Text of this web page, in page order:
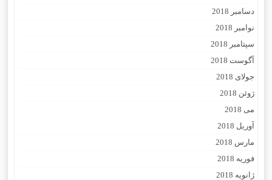
دسامبر 2018
نوامبر 2018
سپتامبر 2018
آگوست 2018
جولای 2018
ژوئن 2018
می 2018
آوریل 2018
مارس 2018
فوریه 2018
ژانویه 2018